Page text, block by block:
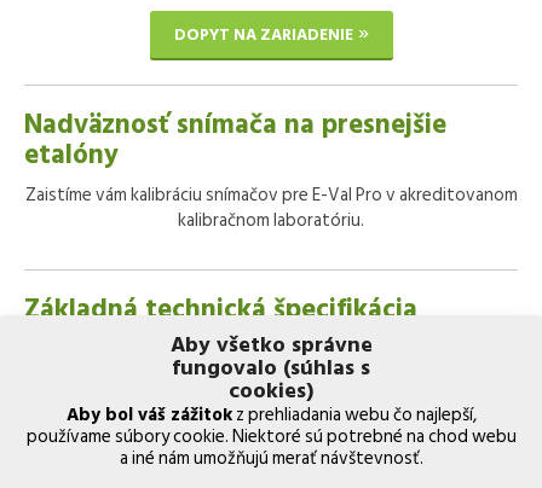
Aby všetko správne
fungovalo (súhlas s
cookies)
Aby bol váš zážitokz prehliadania webu čo najlepší,
používame súbory cookie. Niektoré sú potrebné na chod webu
a iné nám umožňujú merať návštevnosť.
DOPYT NA ZARIADENIE
Nadväznosť snímača na presnejšie
etalóny
Zaistíme vám kalibráciu snímačov pre E-Val Pro v akreditovanom
kalibračnom laboratóriu.
Základná technická špecifikácia
Teplotný rozsah
−20 °C až +135 °C
Mericí princíp
termoelektrický jav
Presnosť
±0,2 °C / kalibrovaný ±0,05